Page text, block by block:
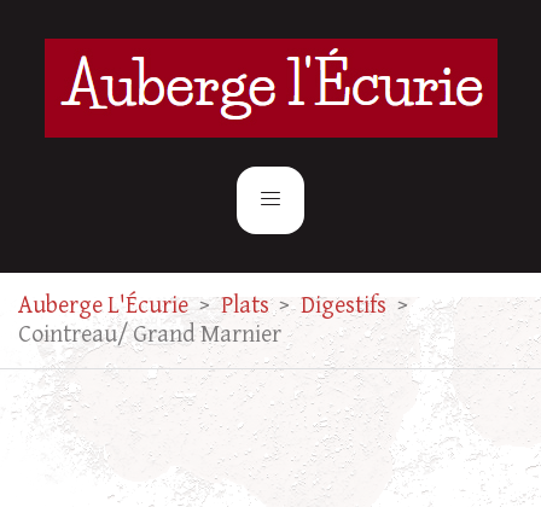
Auberge L'Écurie > Plats > Digestifs >
Cointreau/ Grand Marnier